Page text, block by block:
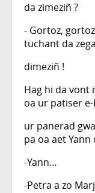
da zimeziñ ?
- Gortoz,
tuchant da
dimeziñ !
Hag hi da vont
oa ur patiser
ur panerad
pa oa aet
-Yann…
-Petra a zo